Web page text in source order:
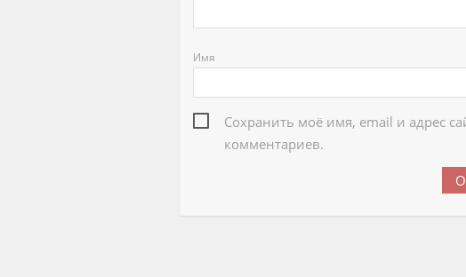
Имя
Сохранить моё имя, email и адрес
комментариев.